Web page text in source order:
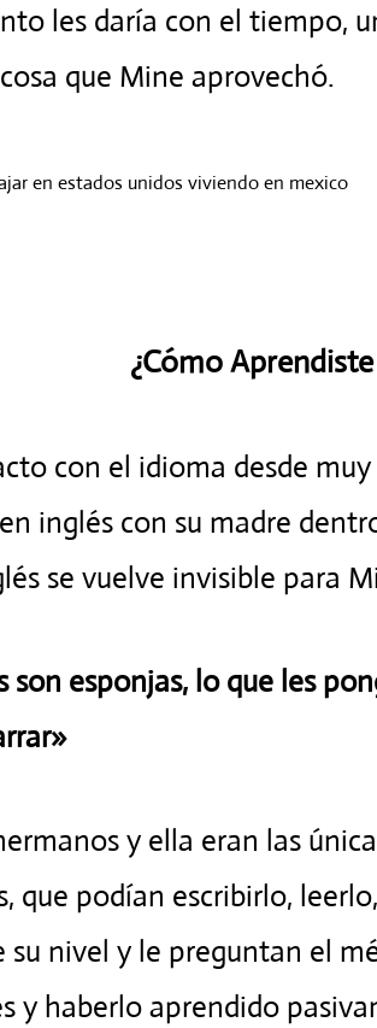
les daría con el tiempo,
que Mine aprovechó.
¿Cómo
con el idioma desde
inglés con su madre
se vuelve invisible para
son esponjas, lo que les
y ella eran las
que podían escribirlo,
su nivel y le preguntan el
y haberlo aprendido